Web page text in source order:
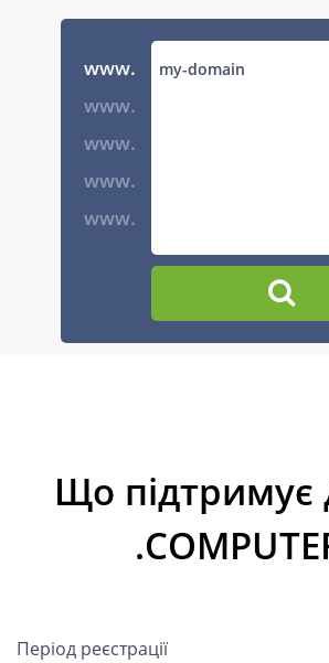
www.
www.
www.
www.
www.
Що підтримує
Період реєстрації